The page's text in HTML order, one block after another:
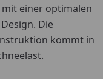
einer optimalen
Die
kommt in